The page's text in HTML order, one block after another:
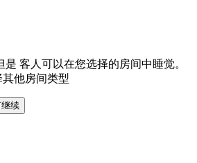
是 客人可以在您选择的房间中睡觉。
他房间类型
续